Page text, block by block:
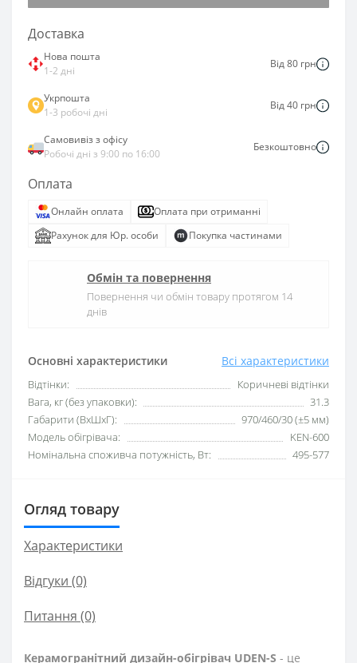
Основні характеристики Всі характеристики
Відтінки:
Коричневі відтінки
Вага, кг (без упаковки):
31.3
Габарити (ВхШхГ):
970/460/30 (±5 мм)
Модель обігрівача:
KEN-600
Номінальна споживча потужність, Вт:
495-577
Доставка
Нова пошта
1-2 дні
Від 80 грн
Укрпошта
1-3 робочі дні
Від 40 грн
Самовивіз з офісу
Робочі дні з 9:00 по 16:00
Безкоштовно
Оплата
Онлайн оплата
Оплата при отриманні
Рахунок для Юр. особи
Покупка частинами
Обмін та повернення
Повернення чи обмін товару протягом 14
днів
Огляд товару
Характеристики
Відгуки (0)
Питання (0)
Керамогранітний дизайн-обігрівач UDEN-S - це